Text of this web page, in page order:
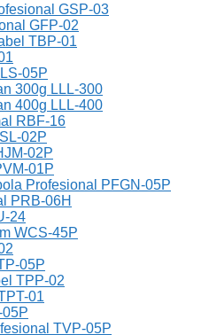
GSP-03
GFP-02
TBP-01
05P
300g LLL-300
400g LLL-400
RBF-16
02P
02P
01P
Profesional PFGN-05P
PRB-06H
24
WCS-45P
05P
TPP-02
01
TVP-05P